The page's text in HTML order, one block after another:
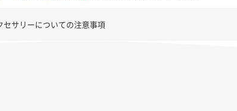
セサリーについての注意事項